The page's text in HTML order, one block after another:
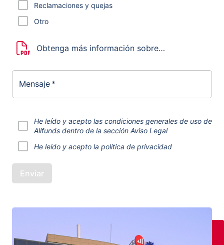
Reclamaciones y quejas
Otro
Obtenga más información sobre
tramitación de reclamaciones de clientes
de Allfunds.
Mensaje *
He leído y acepto las condiciones generales de uso de
Allfunds dentro de la sección Aviso Legal
He leído y acepto la política de privacidad
Enviar